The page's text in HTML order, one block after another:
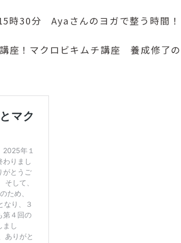
時30分 Ayaさんのヨガで整う時間！
座！マクロビキムチ講座 養成修了